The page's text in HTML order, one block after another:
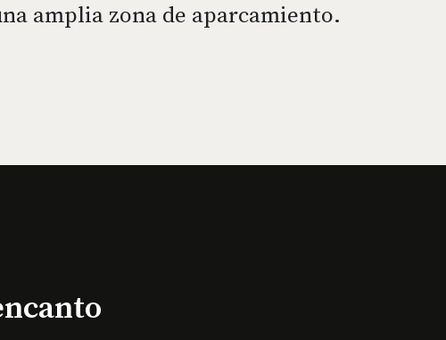
amplia zona de aparcamiento.